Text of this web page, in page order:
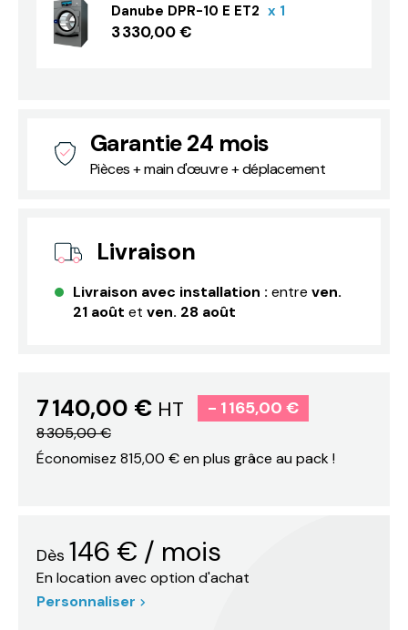
Danube DPR-10 E ET2 x 1
3 330,00 €
Garantie 24 mois
Pièces + main d'œuvre + déplacement
Livraison
Livraison avec installation : entre ven.
21 août et ven. 28 août
7 140,00 €HT - 1 165,00 €
8 305,00 €
Économisez 815,00 € en plus grâce au pack !
Dès 146 € / mois
En location avec option d'achat
Personnaliser